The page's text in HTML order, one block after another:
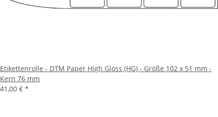
Etikettenrolle - DTM Paper High Gloss (HG) - Größe 102 x 51 mm -
Kern 76 mm
41,00 € *